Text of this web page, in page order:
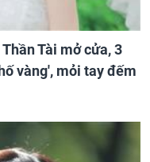
Tài mở cửa, 3
vàng', mỏi tay đếm